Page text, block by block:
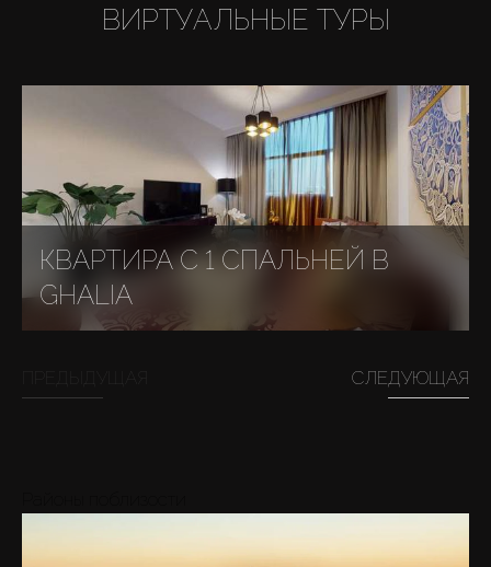
ВИРТУАЛЬНЫЕ ТУРЫ
КВАРТИРА С 1 СПАЛЬНЕЙ В
GHALIA
СЛЕДУЮЩАЯ